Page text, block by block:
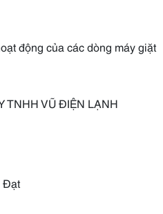
động của các dòng máy giặt
TNHH VŨ ĐIỆN LẠNH
Đạt